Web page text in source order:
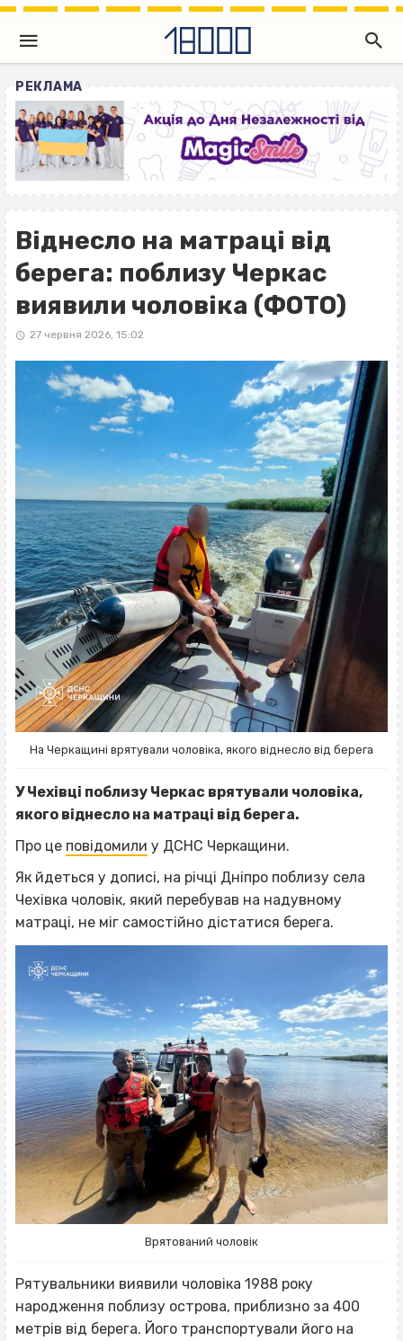
РЕКЛАМА
Віднесло на матраці від
берега: поблизу Черкас
виявили чоловіка (ФОТО)
27 червня 2026, 15:02
На Черкащині врятували чоловіка, якого віднесло від берега
У Чехівці поблизу Черкас врятували чоловіка,
якого віднесло на матраці від берега.
Про це повідомили у ДСНС Черкащини.
Як йдеться у дописі, на річці Дніпро поблизу села
Чехівка чоловік, який перебував на надувному
матраці, не міг самостійно дістатися берега.
Врятований чоловік
Рятувальники виявили чоловіка 1988 року
народження поблизу острова, приблизно за 400
метрів від берега. Його транспортували його на